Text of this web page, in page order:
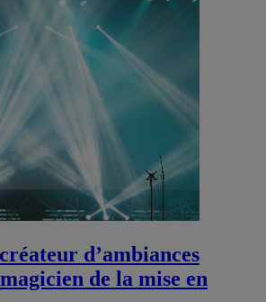
d’ambiances
de la mise en